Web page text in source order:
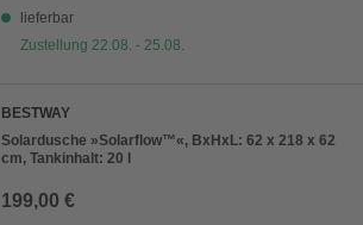
lieferbar
Zustellung 22.08. - 25.08.
BESTWAY
Solardusche »Solarflow™«, BxHxL: 62 x 218 x 62
cm, Tankinhalt: 20 l
199,00 €